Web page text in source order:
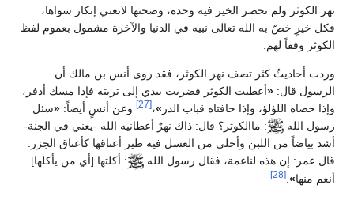
نهر الكوثر ولم تحصر الخير فيه وحده، وصحتها لاتعني إنكار سواها،
فكل خيرٍ خصّ به الله تعالى نبيه في الدنيا والآخرة مشمول بعموم لفظ
الكوثر وفقاً لهم.
وردت أحاديثُ كثر تصف نهر الكوثر، فقد روى أنس بن مالك أن
الرسول قال: «أعطيت الكوثر فضربت بيدي إلى تربته فإذا مسك أذفر،
وإذا حصاه اللؤلؤ، وإذا حافتاه قباب الدر »،[27] وعن أنسٍ أيضاً: «سئل
رسول الله
: ماالكوثر؟ قال: ذاك نهرٌ أعطانيه الله -يعني في الجنة-
أشد بياضاً من اللبن وأحلى من العسل فيه طير أعناقها كأعناق الجزر.
قال عمر: إن هذه لناعمة، فقال رسول الله
: أكلتها [أي من يأكلها]
أنعم منها»
.
[28]